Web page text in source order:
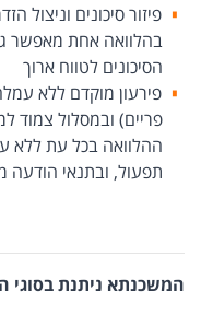
פיזור סיכונים וניצול
בהלוואה אחת מאפשר
הסיכונים לטווח ארוך
פירעון מוקדם ללא
פריים) ובמסלול צמוד
ההלוואה בכל עת ללא
תפעול, ובתנאי הודעה מוקדמת
המשכנתא ניתנת בסוגי